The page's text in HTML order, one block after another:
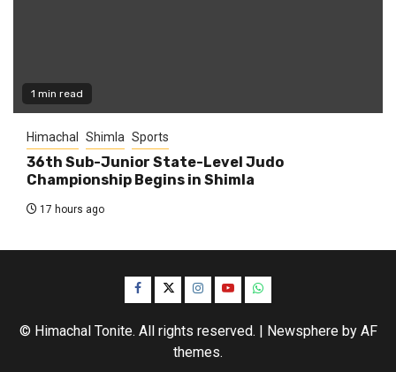
1 min read
Himachal Shimla Sports
36th Sub-Junior State-Level Judo
Championship Begins in Shimla
17 hours ago
Facebook
TwitterInstagram
YouTubeWhatsApp
© Himachal Tonite. All rights reserved. | Newsphereby AF
themes.